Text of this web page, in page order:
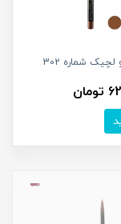
لچیک شماره 302